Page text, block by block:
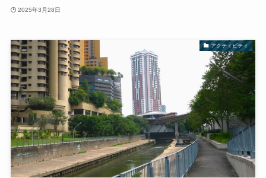
2025年3月28日
アクティビティ